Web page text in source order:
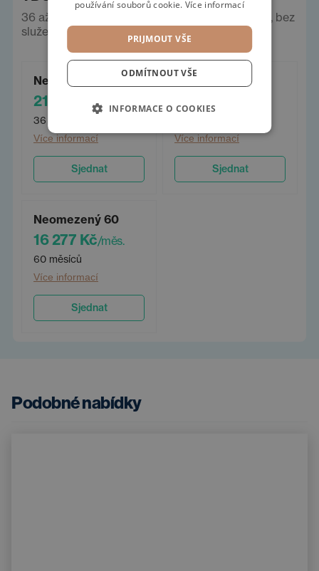
36 až 60 měsíců, neomezeně km. Ceny vč. DPH, bez
služeb a pojištění.
Neomezený 36
21 678 Kč/měs.
36 měsíců
Více informací
Sjednat
Neomezený 48
Více informací
Sjednat
Neomezený 60
16 277 Kč/měs.
60 měsíců
Více informací
Sjednat
Podobné nabídky
používání souborů cookie. Více informací
PRIJMOUT VŠE
ODMÍTNOUT VŠE
INFORMACE O COOKIES